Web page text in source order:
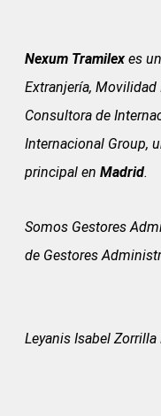
Nexum Tramilex es
Extranjería,
Consultora de
Internacional Group,
principal en Madrid.
Somos Gestores
de Gestores
Leyanis Isabel